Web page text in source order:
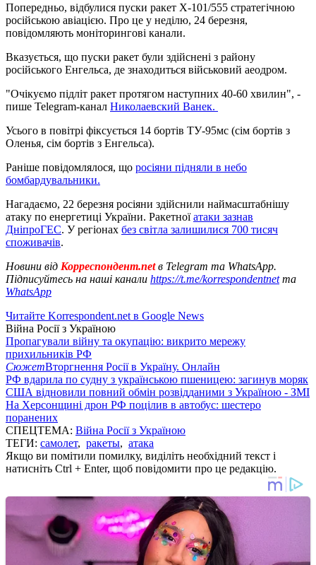
Попередньо, відбулися пуски ракет Х-101/555 стратегічною
російською авіацією. Про це у неділю, 24 березня,
повідомляють моніторингові канали.
Вказується, що пуски ракет були здійснені з району
російського Енгельса, де знаходиться військовий аеодром.
"Очікуємо підліт ракет протягом наступних 40-60 хвилин", -
пише Telegram-канал Николаевский Ванек.
Усього в повітрі фіксується 14 бортів ТУ-95мс (сім бортів з
Оленья, сім бортів з Енгельса).
Раніше повідомлялося, що росіяни підняли в небо
бомбардувальники.
Нагадаємо, 22 березня росіяни здійснили наймасштабнішу
атаку по енергетиці України. Ракетноїатаки зазнав
ДніпроГЕС. У регіонах без світла залишилися 700 тисяч
споживачів.
Новини від Корреспондент.netв Telegram та WhatsApp.
Підписуйтесь на наші канали https://t.me/korrespondentnetта
WhatsApp
Читайте Korrespondent.net в Google News
Війна Росії з Україною
Пропагували війну та окупацію: викрито мережу
прихильників РФ
СюжетВторгнення Росії в Україну. Онлайн
РФ вдарила по судну з українською пшеницею: загинув моряк
США відновили повний обмін розвідданими з Україною - ЗМІ
На Херсонщині дрон РФ поцілив в автобус: шестеро
поранених
СПЕЦТЕМА: Війна Росії з Україною
ТЕГИ: самолет, ракеты, атака
Якщо ви помітили помилку, виділіть необхідний текст і
натисніть Ctrl + Enter, щоб повідомити про це редакцію.